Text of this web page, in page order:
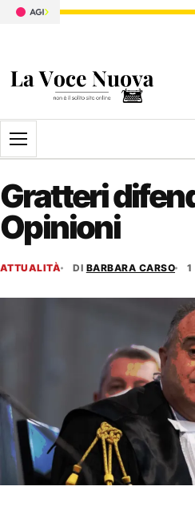
Apri il menu
Gratteri
Opinioni
ATTUALITÀ DI BARBARA CARSO 1